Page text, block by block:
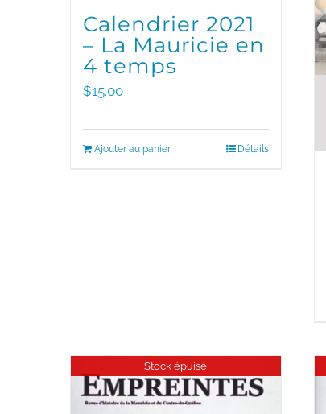
Calendrier 2021
– La Mauricie en
4 temps
$15.00
Ajouter au panier Détails
Stock épuisé